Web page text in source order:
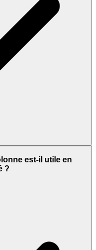
est-il utile en
?